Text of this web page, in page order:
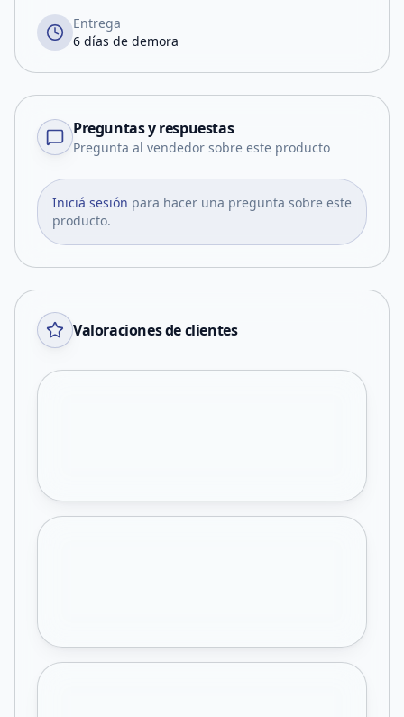
Entrega
6 días de demora
Preguntas y respuestas
Pregunta al vendedor sobre este producto
Iniciá sesión para hacer una pregunta sobre este
producto.
Valoraciones de clientes